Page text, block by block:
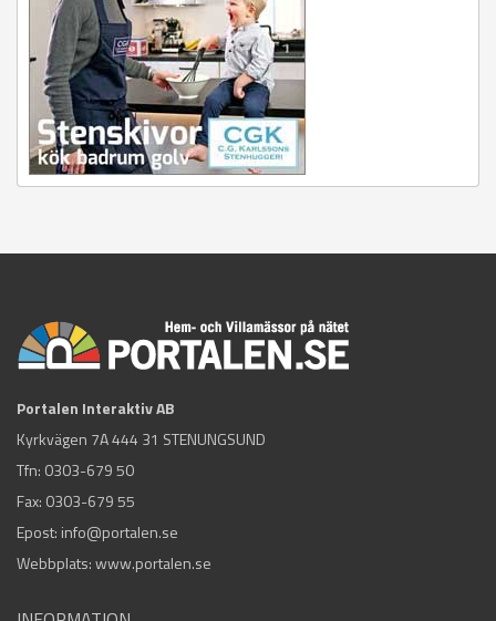
Portalen Interaktiv AB
Kyrkvägen 7A 444 31 STENUNGSUND
Tfn: 0303-679 50
Fax: 0303-679 55
Epost: info@portalen.se
Webbplats: www.portalen.se